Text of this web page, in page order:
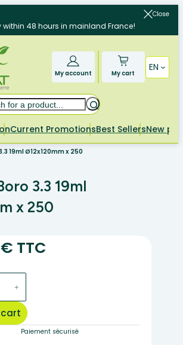
Close
within 48 hours in mainland France!
My account My cart
EN
Current PromotionsBest SellersNew
19ml Ø12x120mm x 250
3.3 19ml
x 250
TTC
+
Paiement sécurisé